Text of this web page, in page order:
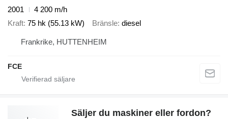
2001
4 200 m/h
Kraft 75 hk (55.13 kW) Bränsle diesel
Frankrike, HUTTENHEIM
FCE
Säljer du maskiner eller fordon?